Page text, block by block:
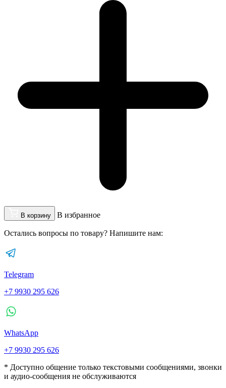
В корзину В избранное
Остались вопросы по товару? Напишите нам:
Telegram
+7 9930 295 626
WhatsApp
+7 9930 295 626
* Доступно общение только текстовыми сообщениями, звонки
и аудио-сообщения не обслуживаются